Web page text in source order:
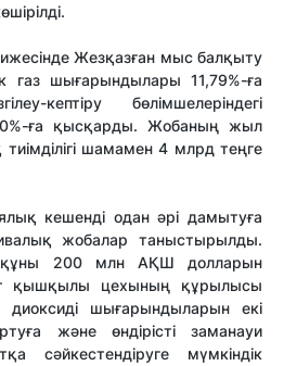
Жезқазған мыс балқыту
газ шығарындылары 11,79%-ға
кептіру бөлімшелеріндегі
ға қысқарды. Жобаның жыл
шамамен 4 млрд теңге
кешенді одан әрі дамытуға
жобалар таныстырылды.
құны 200 млн АҚШ долларын
қышқылы цехының құрылысы
шығарындыларын екі
және өндірісті заманауи
сәйкестендіруге мүмкіндік